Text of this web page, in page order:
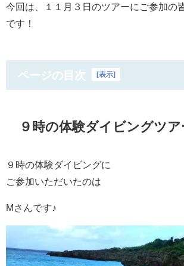
今回は、１１月３日のツアーにご参加の
です！
ページの目次 [表示]
９時の体験ダイビングツア
９時の体験ダイビングに
ご参加いただいたのは
Mさんです♪